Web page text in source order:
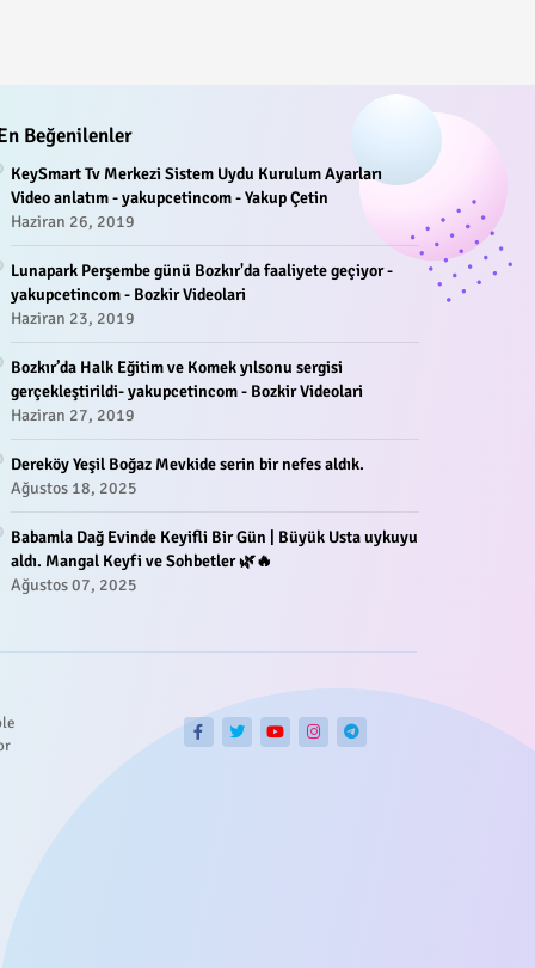
Beğenilenler
KeySmart Tv Merkezi Sistem Uydu Kurulum Ayarları
Video anlatım - yakupcetincom - Yakup Çetin
Haziran 26, 2019
Lunapark Perşembe günü Bozkır'da faaliyete geçiyor -
yakupcetincom - Bozkir Videolari
Haziran 23, 2019
Bozkır’da Halk Eğitim ve Komek yılsonu sergisi
gerçekleştirildi- yakupcetincom - Bozkir Videolari
Haziran 27, 2019
Dereköy Yeşil Boğaz Mevkide serin bir nefes aldık.
Ağustos 18, 2025
Babamla Dağ Evinde Keyifli Bir Gün | Büyük Usta uykuyu
aldı. Mangal Keyfi ve Sohbetler 🌿🔥
Ağustos 07, 2025